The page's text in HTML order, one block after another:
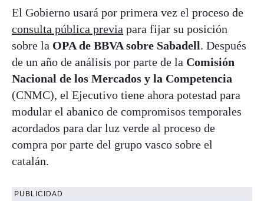
El Gobierno usará por primera vez el proceso de
consulta pública previa para fijar su posición
sobre la OPA de BBVA sobre Sabadell. Después
de un año de análisis por parte de la Comisión
Nacional de los Mercados y la Competencia
(CNMC), el Ejecutivo tiene ahora potestad para
modular el abanico de compromisos temporales
acordados para dar luz verde al proceso de
compra por parte del grupo vasco sobre el
catalán.
PUBLICIDAD